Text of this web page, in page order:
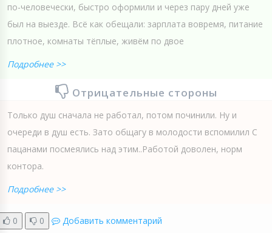
по-человечески, быстро оформили и через пару дней уже
был на выезде. Всё как обещали: зарплата вовремя, питание
плотное, комнаты тёплые, живём по двое
Подробнее >>
Отрицательные стороны
Только душ сначала не работал, потом починили. Ну и
очереди в душ есть. Зато общагу в молодости вспомилил С
пацанами посмеялись над этим..Работой доволен, норм
контора.
Подробнее >>
0 0 Добавить комментарий